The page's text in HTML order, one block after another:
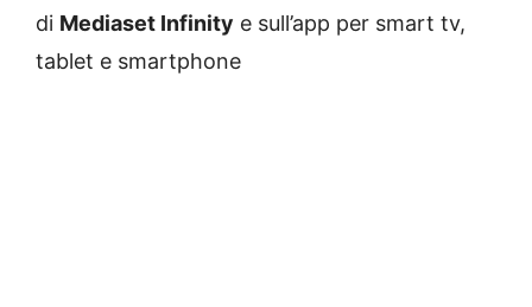
di Mediaset Infinity e sull’app per smart tv,
tablet e smartphone